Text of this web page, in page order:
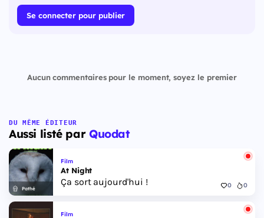
Se connecter pour publier
Aucun commentaires pour le moment, soyez le premier
DU MÊME ÉDITEUR
Aussi listé par Quodat
Pathé
Film
At Night
Ça sort aujourd'hui ! 0 0
Film